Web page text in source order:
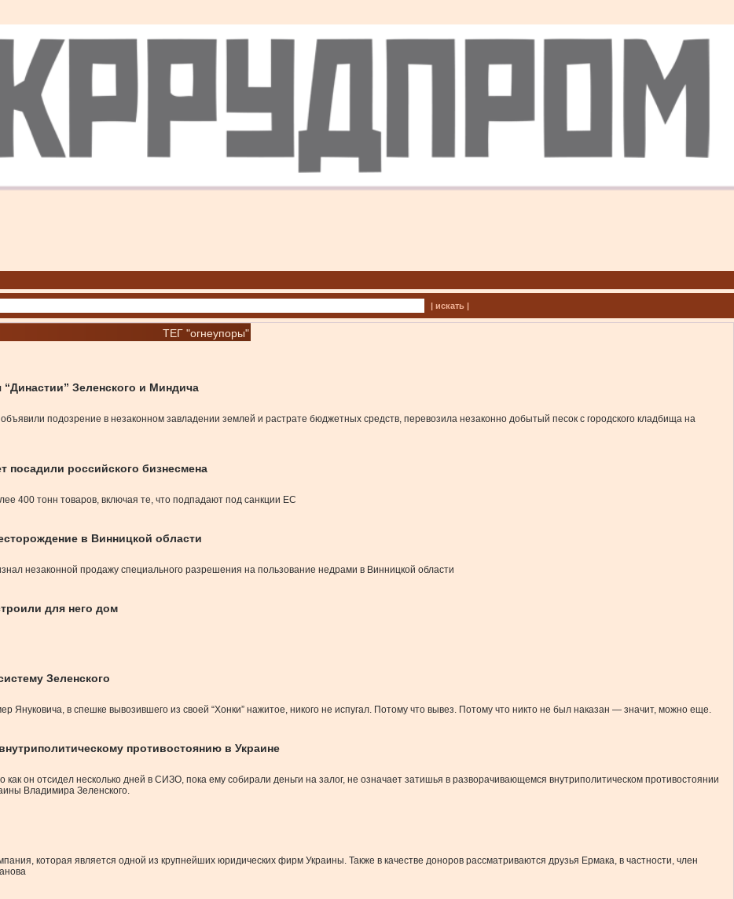
| искать |
ТЕГ "огнеупоры"
Зеленского и Миндича
подозрение в незаконном завладении землей и растрате бюджетных средств, перевозила незаконно добытый песок с городского кладбища на
посадили российского бизнесмена
400 тонн товаров, включая те, что подпадают под санкции ЕС
в Винницкой области
незаконной продажу специального разрешения на пользование недрами в Винницкой области
для него дом
Зеленского
Януковича, в спешке вывозившего из своей “Хонки” нажитое, никого не испугал. Потому что вывез. Потому что никто не был наказан — значит, можно еще.
противостоянию в Украине
он отсидел несколько дней в СИЗО, пока ему собирали деньги на залог, не означает затишья в разворачивающемся внутриполитическом противостоянии
Владимира Зеленского.
которая является одной из крупнейших юридических фирм Украины. Также в качестве доноров рассматриваются друзья Ермака, в частности, член